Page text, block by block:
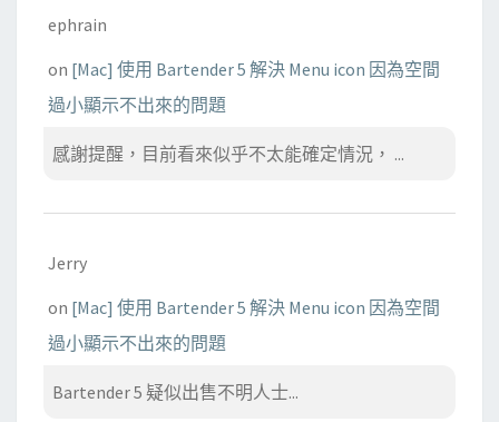
ephrain
on [Mac] 使用 Bartender 5 解決 Menu icon 因為空間
過小顯示不出來的問題
感謝提醒，目前看來似乎不太能確定情況， ...
Jerry
on [Mac] 使用 Bartender 5 解決 Menu icon 因為空間
過小顯示不出來的問題
Bartender 5 疑似出售不明人士...